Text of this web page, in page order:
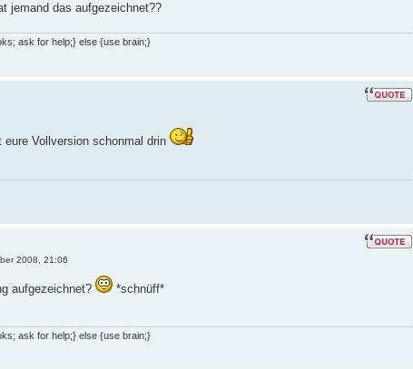
jemand das aufgezeichnet??
ask for help;} else {use brain;}
eure Vollversion schonmal drin
2008, 21:06
aufgezeichnet? *schnüff*
ask for help;} else {use brain;}